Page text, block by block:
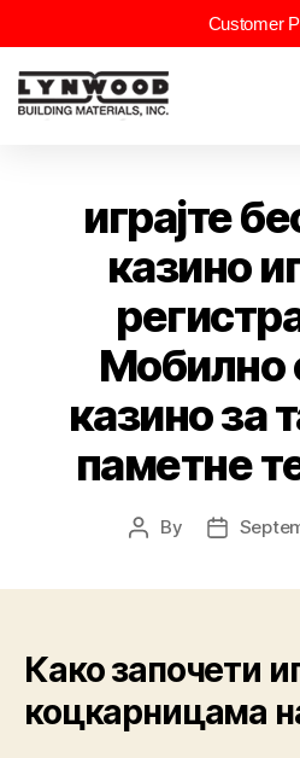
Customer
играјте
казино
Мобилно
казино за
паметне
By
Како започети
коцкарницама